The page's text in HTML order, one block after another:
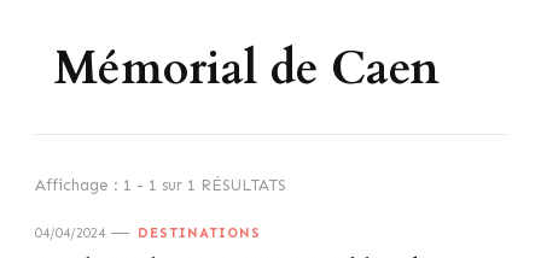
Mémorial de Caen
Affichage : 1 - 1 sur 1 RÉSULTATS
04/04/2024 DESTINATIONS